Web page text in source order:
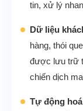
tin, xử lý
Dữ liệu
hàng, thói
được lưu trữ
chiến dịch
Tự động hoá